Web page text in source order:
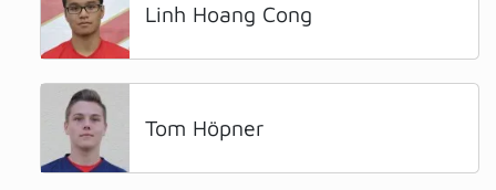
Linh Hoang Cong
Tom Höpner